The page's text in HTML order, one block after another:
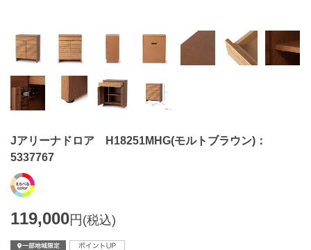
Jアリーナドロア H18251MHG(モルトブラウン)：
5337767
119,000円(税込)